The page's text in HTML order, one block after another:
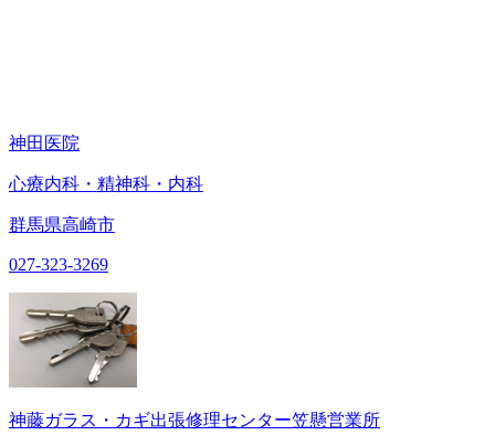
神田医院
心療内科・精神科・内科
群馬県高崎市
027-323-3269
神藤ガラス・カギ出張修理センター笠懸営業所